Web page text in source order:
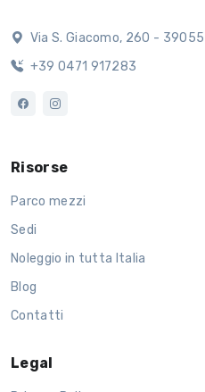
Via S. Giacomo, 260 -
+39 0471 917283
Risorse
Parco mezzi
Sedi
Noleggio in tutta Italia
Blog
Contatti
Legal